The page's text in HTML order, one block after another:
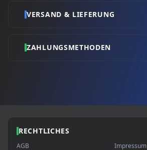
VERSAND & LIEFERUNG
ZAHLUNGSMETHODEN
RECHTLICHES
AGB Impressum